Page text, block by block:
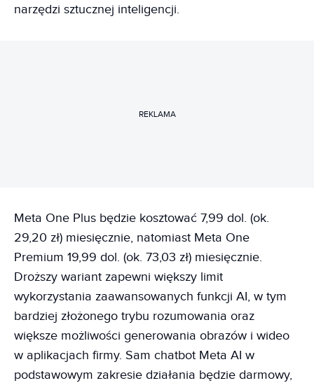
narzędzi sztucznej inteligencji.
REKLAMA
Meta One Plus będzie kosztować 7,99 dol. (ok.
29,20 zł) miesięcznie, natomiast Meta One
Premium 19,99 dol. (ok. 73,03 zł) miesięcznie.
Droższy wariant zapewni większy limit
wykorzystania zaawansowanych funkcji AI, w tym
bardziej złożonego trybu rozumowania oraz
większe możliwości generowania obrazów i wideo
w aplikacjach firmy. Sam chatbot Meta AI w
podstawowym zakresie działania będzie darmowy,